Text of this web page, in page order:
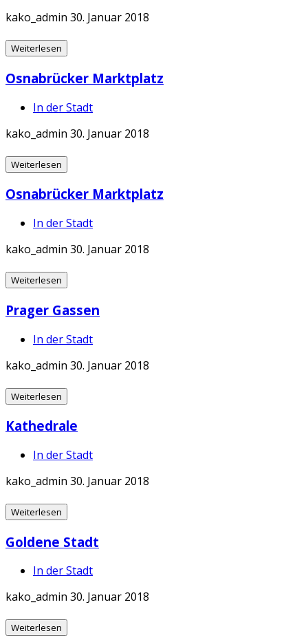
kako_admin 30. Januar 2018
Weiterlesen
Osnabrücker Marktplatz
In der Stadt
kako_admin 30. Januar 2018
Weiterlesen
Osnabrücker Marktplatz
In der Stadt
kako_admin 30. Januar 2018
Weiterlesen
Prager Gassen
In der Stadt
kako_admin 30. Januar 2018
Weiterlesen
Kathedrale
In der Stadt
kako_admin 30. Januar 2018
Weiterlesen
Goldene Stadt
In der Stadt
kako_admin 30. Januar 2018
Weiterlesen